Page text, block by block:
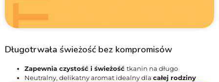
Długotrwała świeżość bez kompromisów
Zapewnia czystość i świeżość tkanin na długo
Neutralny, delikatny aromat idealny dla całej rodziny